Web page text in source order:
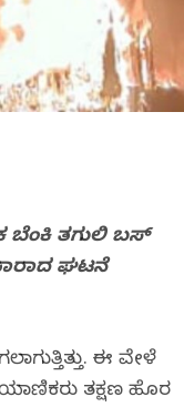
ಬೆಂಕಿ ತಗುಲಿ ಬಸ್
ಘಟನೆ
ಈ ವೇಳೆ
ತಕ್ಷಣ ಹೊರ